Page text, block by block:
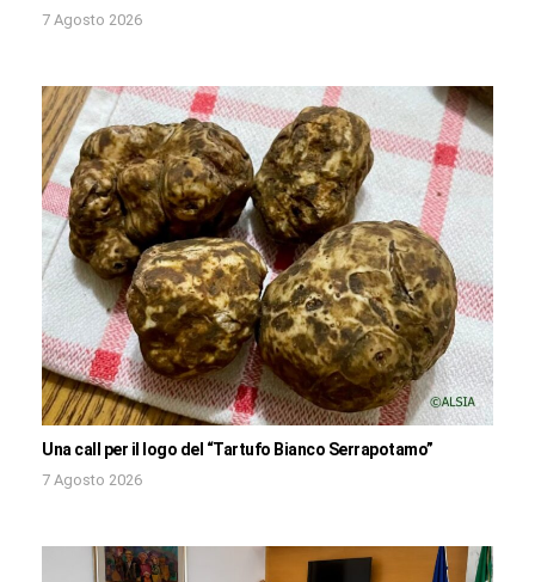
7 Agosto 2026
Una call per il logo del “Tartufo Bianco Serrapotamo”
7 Agosto 2026